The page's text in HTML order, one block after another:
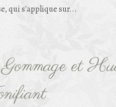
qui s'applique sur...
et